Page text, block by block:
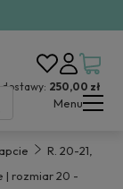
250,00 zł
Menu
R. 20-21,
| rozmiar 20 -